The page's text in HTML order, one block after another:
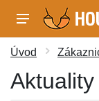
Úvod
Aktuality